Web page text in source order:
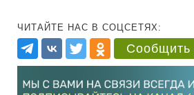
ЧИТАЙТЕ НАС В СОЦСЕТЯХ:
Сообщить